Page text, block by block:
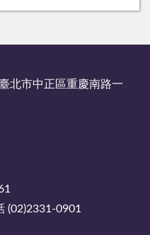
北市中正區重慶南路一
(02)2331-0901